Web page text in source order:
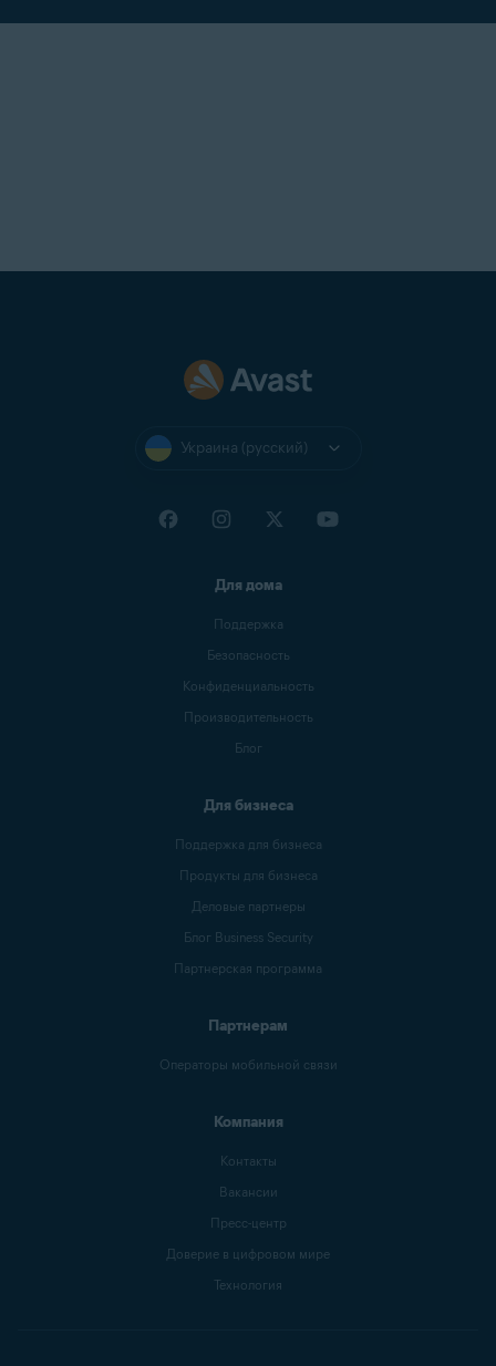
Украина (русский)
Для дома
Поддержка
Безопасность
Конфиденциальность
Производительность
Блог
Для бизнеса
Поддержка для бизнеса
Продукты для бизнеса
Деловые партнеры
Блог Business Security
Партнерская программа
Партнерам
Операторы мобильной связи
Компания
Контакты
Вакансии
Пресс-центр
Доверие в цифровом мире
Технология